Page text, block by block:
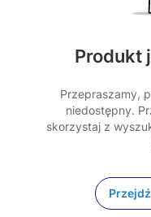
Produkt
Przepraszamy,
niedostępny.
skorzystaj z